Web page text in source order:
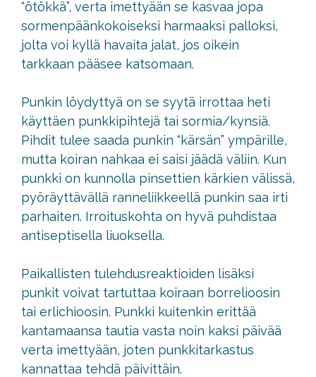
“ötökkä”, verta imettyään se kasvaa jopa
sormenpäänkokoiseksi harmaaksi palloksi,
jolta voi kyllä havaita jalat, jos oikein
tarkkaan pääsee katsomaan.
Punkin löydyttyä on se syytä irrottaa heti
käyttäen punkkipihtejä tai sormia/kynsiä.
Pihdit tulee saada punkin “kärsän” ympärille,
mutta koiran nahkaa ei saisi jäädä väliin. Kun
punkki on kunnolla pinsettien kärkien välissä,
pyöräyttävällä ranneliikkeellä punkin saa irti
parhaiten. Irroituskohta on hyvä puhdistaa
antiseptisella liuoksella.
Paikallisten tulehdusreaktioiden lisäksi
punkit voivat tartuttaa koiraan borrelioosin
tai erlichioosin. Punkki kuitenkin erittää
kantamaansa tautia vasta noin kaksi päivää
verta imettyään, joten punkkitarkastus
kannattaa tehdä päivittäin.